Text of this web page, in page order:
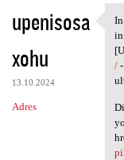
upenisosa
xohu
13.10.2024
Adres
In
/-